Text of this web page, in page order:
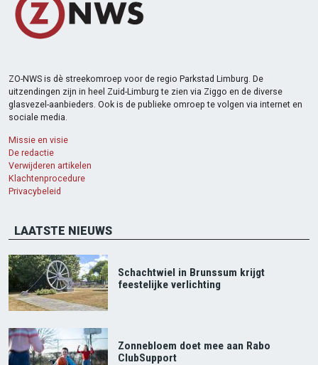
ZO-NWS is dè streekomroep voor de regio Parkstad Limburg. De
uitzendingen zijn in heel Zuid-Limburg te zien via Ziggo en de diverse
glasvezel-aanbieders. Ook is de publieke omroep te volgen via internet en
sociale media.
Missie en visie
De redactie
Verwijderen artikelen
Klachtenprocedure
Privacybeleid
LAATSTE NIEUWS
Schachtwiel in Brunssum krijgt
feestelijke verlichting
Zonnebloem doet mee aan Rabo
ClubSupport